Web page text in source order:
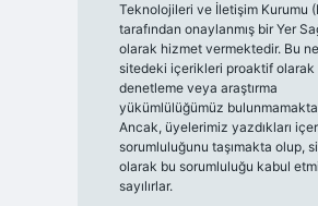
Teknolojileri ve İletişim Kurumu
tarafından onaylanmış bir Yer
olarak hizmet vermektedir. Bu
sitedeki içerikleri proaktif olarak
denetleme veya araştırma
yükümlülüğümüz
Ancak, üyelerimiz yazdıkları
sorumluluğunu taşımakta olup,
olarak bu sorumluluğu kabul
sayılırlar.